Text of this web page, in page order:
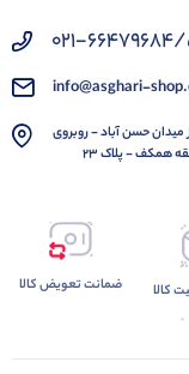
021-
info@asghari-
میدان حسن آباد - روبروی
همکف - پلاک 23
کالا ضمانت تعویض کالا